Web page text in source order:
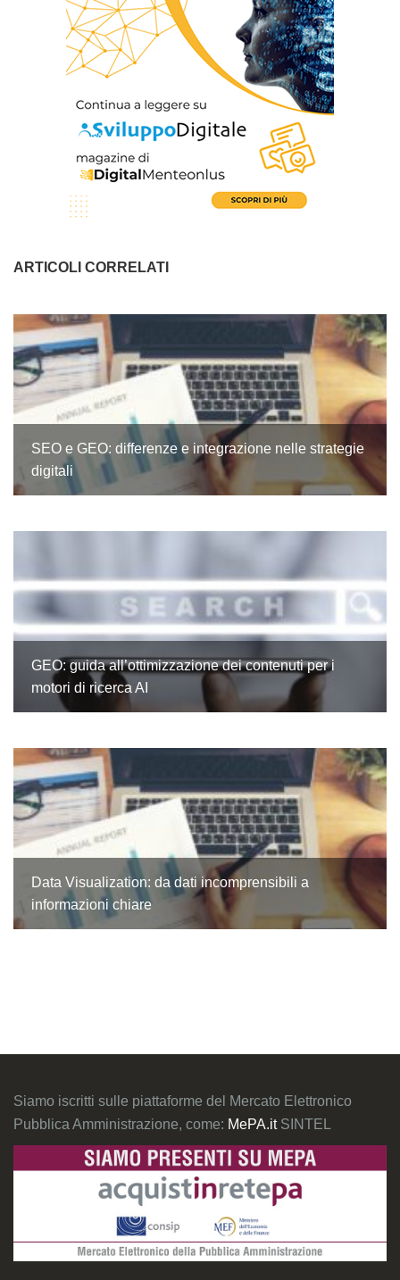
ARTICOLI CORRELATI
SEO e GEO: differenze e integrazione nelle strategie
digitali
GEO: guida all’ottimizzazione dei contenuti per i
motori di ricerca AI
Data Visualization: da dati incomprensibili a
informazioni chiare
Siamo iscritti sulle piattaforme del Mercato Elettronico
Pubblica Amministrazione, come: MePA.it SINTEL